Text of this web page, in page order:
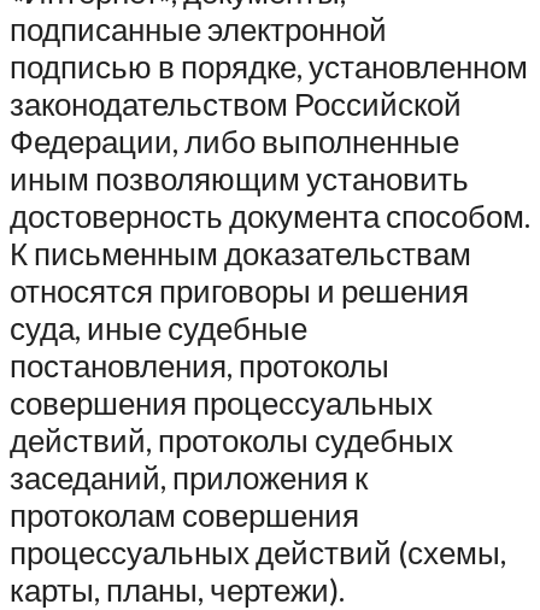
подписанные электронной
подписью в порядке, установленном
законодательством Российской
Федерации, либо выполненные
иным позволяющим установить
достоверность документа способом.
К письменным доказательствам
относятся приговоры и решения
суда, иные судебные
постановления, протоколы
совершения процессуальных
действий, протоколы судебных
заседаний, приложения к
протоколам совершения
процессуальных действий (схемы,
карты, планы, чертежи).